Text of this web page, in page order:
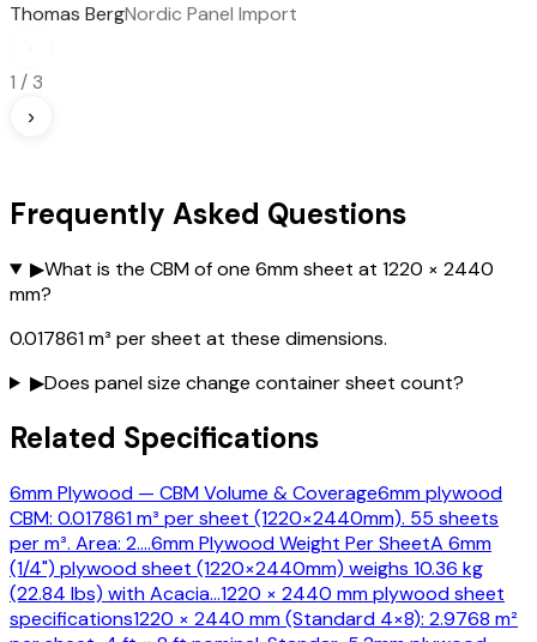
Thomas BergNordic Panel Import
1 / 3
›
Frequently Asked Questions
▶What is the CBM of one 6mm sheet at 1220 × 2440
mm?
0.017861 m³ per sheet at these dimensions.
▶Does panel size change container sheet count?
Related Specifications
6mm Plywood — CBM Volume & Coverage6mm plywood
CBM: 0.017861 m³ per sheet (1220×2440mm). 55 sheets
per m³. Area: 2.…6mm Plywood Weight Per SheetA 6mm
(1/4") plywood sheet (1220×2440mm) weighs 10.36 kg
(22.84 lbs) with Acacia…1220 × 2440 mm plywood sheet
specifications1220 × 2440 mm (Standard 4×8): 2.9768 m²